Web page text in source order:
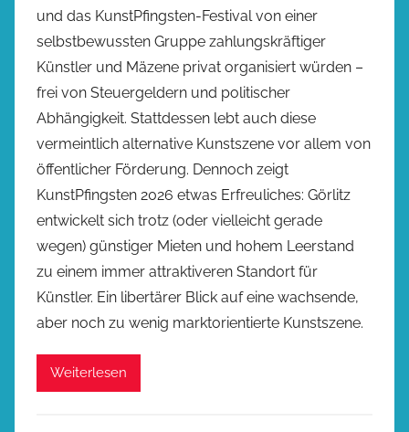
und das KunstPfingsten-Festival von einer
selbstbewussten Gruppe zahlungskräftiger
Künstler und Mäzene privat organisiert würden –
frei von Steuergeldern und politischer
Abhängigkeit. Stattdessen lebt auch diese
vermeintlich alternative Kunstszene vor allem von
öffentlicher Förderung. Dennoch zeigt
KunstPfingsten 2026 etwas Erfreuliches: Görlitz
entwickelt sich trotz (oder vielleicht gerade
wegen) günstiger Mieten und hohem Leerstand
zu einem immer attraktiveren Standort für
Künstler. Ein libertärer Blick auf eine wachsende,
aber noch zu wenig marktorientierte Kunstszene.
Weiterlesen